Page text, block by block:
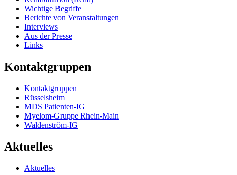
Wichtige Begriffe
Berichte von Veranstaltungen
Interviews
Aus der Presse
Links
Kontaktgruppen
Kontaktgruppen
Rüsselsheim
MDS Patienten-IG
Myelom-Gruppe Rhein-Main
Waldenström-IG
Aktuelles
Aktuelles